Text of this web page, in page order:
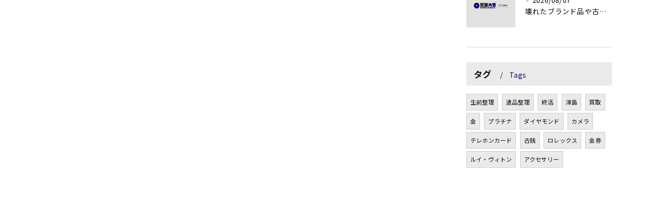
壊れたブランド品や古物の価値を見極める秘訣
タグ Tags
生前整理 遺品整理 終活 津島 買取
金 プラチナ ダイヤモンド カメラ
テレホンカード 古銭 ロレックス 金券
ルイ・ヴィトン アクセサリー